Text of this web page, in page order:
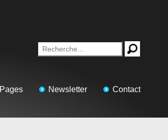
Pages Newsletter Contact